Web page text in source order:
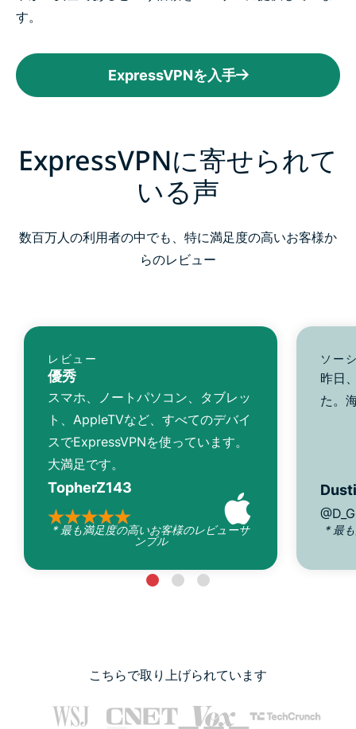
す。
ExpressVPNを入手
ExpressVPNに寄せられて
いる声
数百万人の利用者の中でも、特に満足度の高いお客様か
らのレビュー
レビュー
優秀
スマホ、ノートパソコン、タブレッ
ト、AppleTVなど、すべてのデバイ
スでExpressVPNを使っています。
大満足です。
TopherZ143
* 最も満足度の高いお客様のレビューサ
ンプル
ソー
昨日
た。
* 最
こちらで取り上げられています